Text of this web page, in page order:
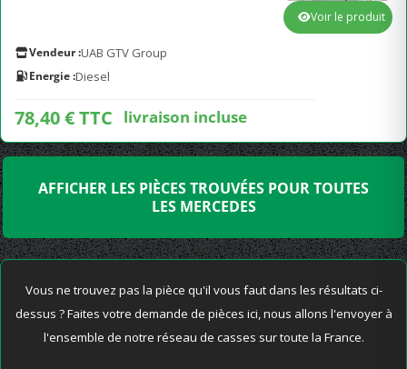
Vendeur :UAB GTV Group
Energie :Diesel
78,40 € TTC livraison incluse
Voir le produit
AFFICHER LES PIÈCES TROUVÉES POUR TOUTES
LES MERCEDES
Vous ne trouvez pas la pièce qu'il vous faut dans les résultats ci-
dessus ? Faites votre demande de pièces ici, nous allons l'envoyer à
l'ensemble de notre réseau de casses sur toute la France.